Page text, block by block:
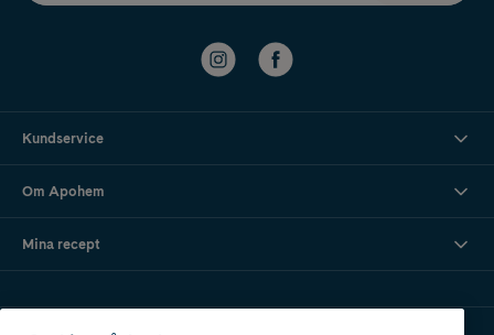
Kundservice
Om Apohem
Mina recept